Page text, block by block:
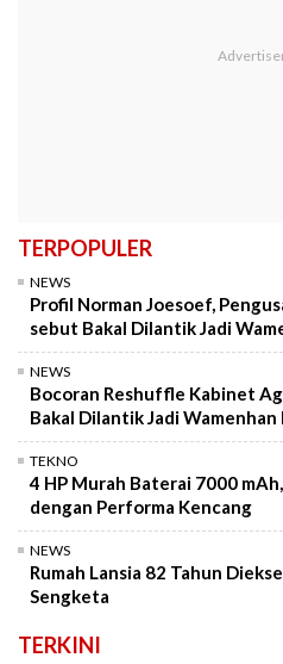
TERPOPULER
NEWS
Profil Norman Joesoef,
sebut Bakal Dilantik Jadi
NEWS
Bocoran Reshuffle Kabinet
Bakal Dilantik Jadi Wamenhan
TEKNO
4 HP Murah Baterai 7000
dengan Performa Kencang
NEWS
Rumah Lansia 82 Tahun
Sengketa
TERKINI